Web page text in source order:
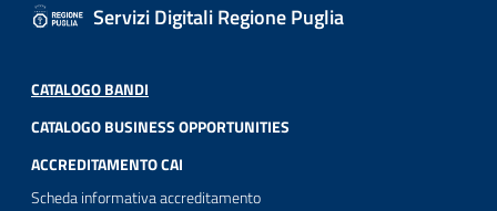
Servizi Digitali Regione Puglia
CATALOGO BANDI
CATALOGO BUSINESS OPPORTUNITIES
ACCREDITAMENTO CAI
Scheda informativa accreditamento